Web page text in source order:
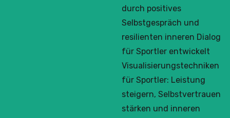
durch positives
Selbstgespräch und
resilienten inneren Dialog
für Sportler entwickelt
Visualisierungstechniken
für Sportler: Leistung
steigern, Selbstvertrauen
stärken und inneren